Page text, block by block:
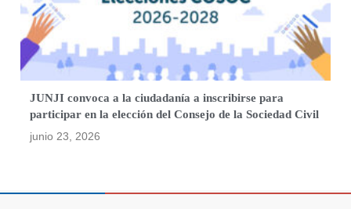
JUNJI convoca a la ciudadanía a inscribirse para
participar en la elección del Consejo de la Sociedad Civil
junio 23, 2026